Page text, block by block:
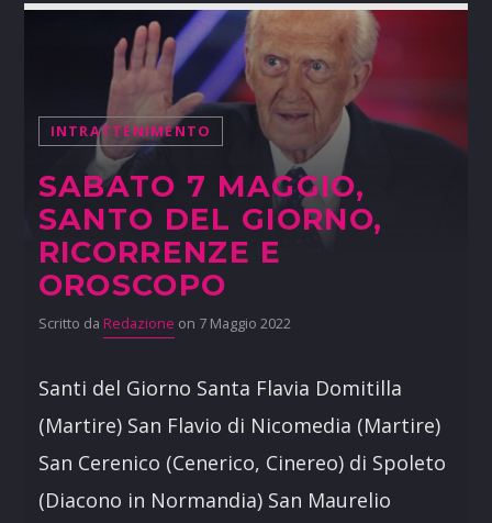
INTRATTENIMENTO
SABATO 7 MAGGIO,
SANTO DEL GIORNO,
RICORRENZE E
OROSCOPO
Scritto da Redazione on 7 Maggio 2022
Santi del Giorno Santa Flavia Domitilla
(Martire) San Flavio di Nicomedia (Martire)
San Cerenico (Cenerico, Cinereo) di Spoleto
(Diacono in Normandia) San Maurelio